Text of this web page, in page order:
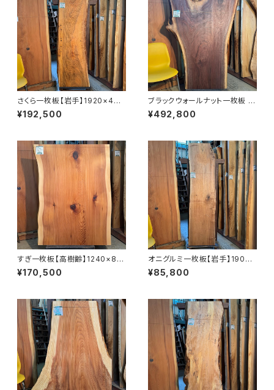
さくら一枚板【岩手】1920×470
~570×56㎜【オイル塗装 仕上
げ済み】
¥192,500
ブラックウォールナット一枚板 1
470~1510×600~1030×43
㎜【オイル塗装 仕上げ済み】
¥492,800
すぎ一枚板【高樹齢】1240×88
0~920×55㎜【オイル塗装 仕上
げ済み】
¥170,500
オニグルミ一枚板【岩手】1900×
400~500×45㎜【オイル塗装
仕上げ済み】
¥85,800